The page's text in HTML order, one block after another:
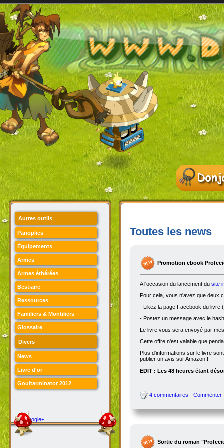
Autres outils
Panoplies
Équipements
Armes
Armes éthérées
Bestiaire
Ressources
Familiers & Montiliers
Glossaire
Divers
News
Livre d'or
Goultarminator 2012
Google+
Toutes les news
Promotion ebook
A l'occasion du lancement du site
Pour cela, vous n'avez que deux
- Likez la page Facebook du livre (
- Postez un message avec le
Le livre vous sera envoyé par
Cette offre n'est valable que
Plus d'informations sur le livre
publier un avis sur Amazon !
EDIT : Les 48 heures étant
4 commentaires - Commenter
Sortie du roman